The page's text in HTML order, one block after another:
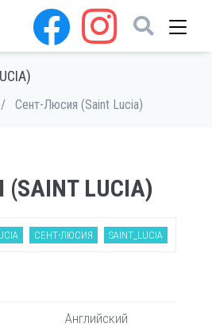
/ Сент-Люсия (Saint Lucia)
LUCIA)
СЕНТ-ЛЮСИЯ SAINT_LUCIA
Английский